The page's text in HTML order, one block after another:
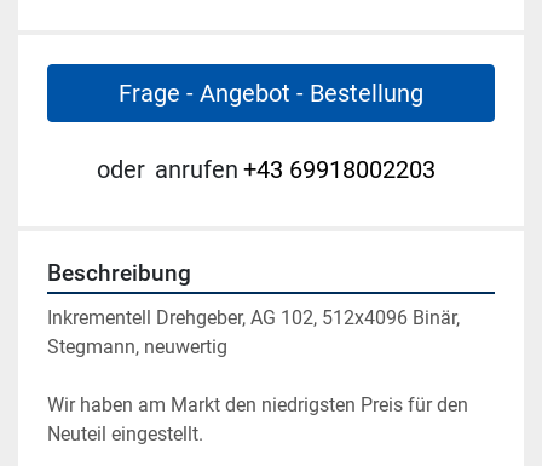
Frage - Angebot - Bestellung
oder anrufen +43 69918002203
Beschreibung
Inkrementell Drehgeber, AG 102, 512x4096 Binär,
Stegmann, neuwertig
Wir haben am Markt den niedrigsten Preis für den
Neuteil eingestellt.